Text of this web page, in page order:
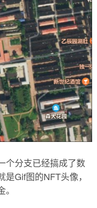
个分支已经搞成了数
Gif图的NFT头像，